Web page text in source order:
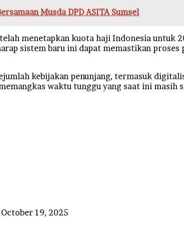
Musda DPD ASITA Sumsel
menetapkan kuota haji Indonesia untuk
sistem baru ini dapat memastikan
kebijakan penunjang, termasuk
waktu tunggu yang saat ini masih
October 19, 2025